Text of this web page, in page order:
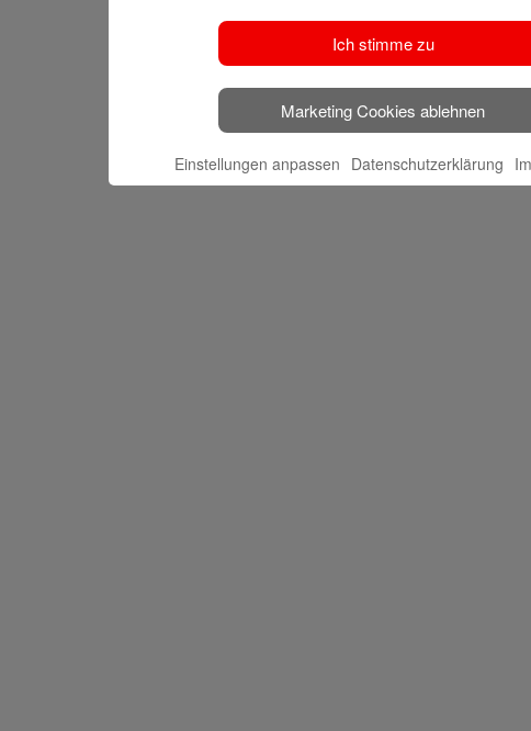
Ich stimme zu
Marketing Cookies ablehnen
Einstellungen anpassen Datenschutzerklärung